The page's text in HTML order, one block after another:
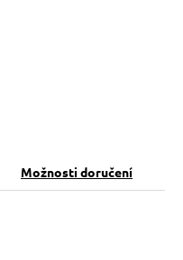
Možnosti doručení